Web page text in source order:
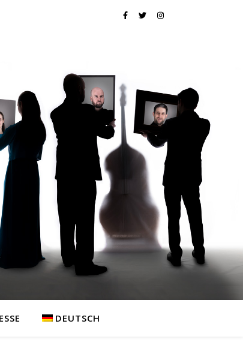
DEUTSCH